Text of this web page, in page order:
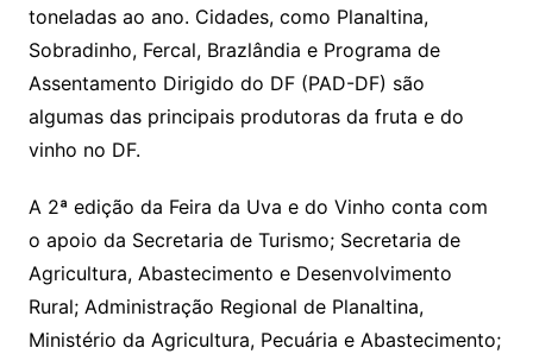
toneladas ao ano. Cidades, como Planaltina,
Sobradinho, Fercal, Brazlândia e Programa de
Assentamento Dirigido do DF (PAD-DF) são
algumas das principais produtoras da fruta e do
vinho no DF.
A 2ª edição da Feira da Uva e do Vinho conta com
o apoio da Secretaria de Turismo; Secretaria de
Agricultura, Abastecimento e Desenvolvimento
Rural; Administração Regional de Planaltina,
Ministério da Agricultura, Pecuária e Abastecimento;